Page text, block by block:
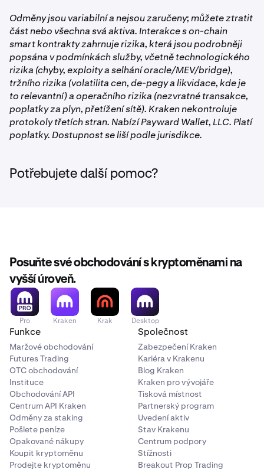
•
Ujistěte se, že je vaše aplikace Kraken, Kraken Pro
nebo Krak aktualizována na nejnovější verzi.
dvoufaktorové ověření (2FA). Zadejte svůj 2FA kód,
přístupový klíč nebo bezpečnostní klíč pro pokračování.
Odměny jsou variabilní a nejsou zaručeny; můžete ztratit
část nebo všechna svá aktiva. Interakce s on-chain
smart kontrakty zahrnuje rizika, která jsou podrobněji
popsána v podmínkách služby, včetně technologického
rizika (chyby, exploity a selhání oracle/MEV/bridge),
tržního rizika (volatilita cen, de-pegy a likvidace, kde je
to relevantní) a operačního rizika (nezvratné transakce,
poplatky za plyn, přetížení sítě). Kraken nekontroluje
protokoly třetích stran. Nabízí Payward Wallet, LLC. Platí
poplatky. Dostupnost se liší podle jurisdikce.
Potřebujete další pomoc?
Posuňte své obchodování s kryptoměnami na
vyšší úroveň.
Pro Kraken Krak Desktop
Funkce
Maržové obchodování
Futures Trading
OTC obchodování
Instituce
Obchodování API
Centrum API Kraken
Odměny za staking
Pošlete peníze
Opakované nákupy
Koupit kryptoměnu
Prodejte kryptoměnu
Společnost
Zabezpečení Kraken
Kariéra v Krakenu
Blog Kraken
Kraken pro vývojáře
Tisková místnost
Partnerský program
Uvedení aktiv
Stav Krakenu
Centrum podpory
Stížnosti
Breakout Prop Trading